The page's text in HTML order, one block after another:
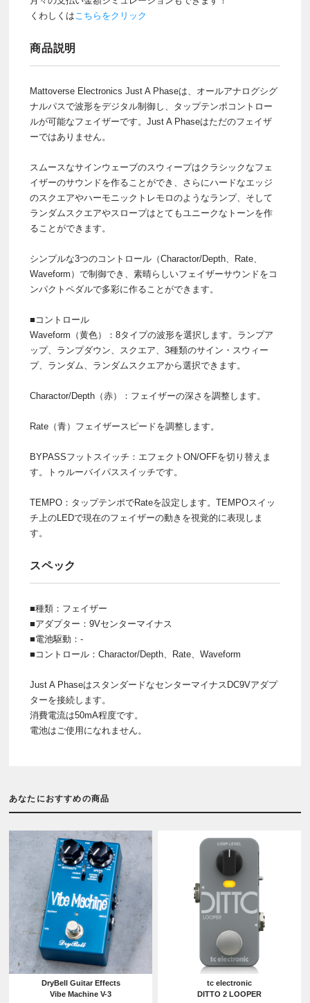
くわしくは こちらをクリック
商品説明
Mattoverse Electronics Just A Phaseは、オールアナログシグ
ナルパスで波形をデジタル制御し、タップテンポコントロー
ルが可能なフェイザーです。Just A Phaseはただのフェイザ
ーではありません。
スムースなサインウェーブのスウィープはクラシックなフェ
イザーのサウンドを作ることができ、さらにハードなエッジ
のスクエアやハーモニックトレモロのようなランプ、そして
ランダムスクエアやスロープはとてもユニークなトーンを作
ることができます。
シンプルな3つのコントロール（Charactor/Depth、Rate、
Waveform）で制御でき、素晴らしいフェイザーサウンドをコ
ンパクトペダルで多彩に作ることができます。
■コントロール
Waveform（黄色）：8タイプの波形を選択します。ランプア
ップ、ランプダウン、スクエア、3種類のサイン・スウィー
プ、ランダム、ランダムスクエアから選択できます。
Charactor/Depth（赤）：フェイザーの深さを調整します。
Rate（青）フェイザースピードを調整します。
BYPASSフットスイッチ：エフェクトON/OFFを切り替えま
す。トゥルーバイパススイッチです。
TEMPO：タップテンポでRateを設定します。TEMPOスイッ
チ上のLEDで現在のフェイザーの動きを視覚的に表現しま
す。
スペック
■種類：フェイザー
■アダプター：9Vセンターマイナス
■電池駆動：-
■コントロール：Charactor/Depth、Rate、Waveform
Just A PhaseはスタンダードなセンターマイナスDC9Vアダプ
ターを接続します。
消費電流は50mA程度です。
電池はご使用になれません。
あなたにおすすめの商品
DryBell Guitar Effects
Vibe Machine V-3
tc electronic
DITTO 2 LOOPER